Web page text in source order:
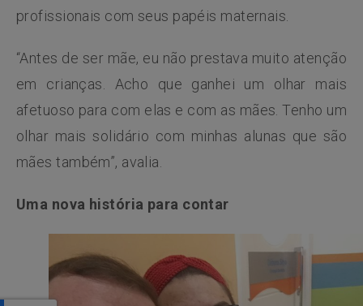
profissionais com seus papéis maternais.
“Antes de ser mãe, eu não prestava muito atenção
em crianças. Acho que ganhei um olhar mais
afetuoso para com elas e com as mães. Tenho um
olhar mais solidário com minhas alunas que são
mães também”, avalia.
Uma nova história para contar